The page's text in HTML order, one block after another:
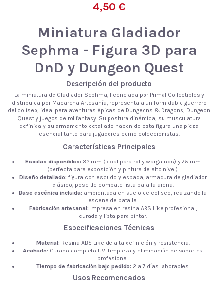
4,50 €
Miniatura Gladiador
Sephma - Figura 3D para
DnD y Dungeon Quest
Descripción del producto
La miniatura de Gladiador Sephma, licenciada por Primal Collectibles y
distribuida por Macarena Artesanía, representa a un formidable guerrero
del coliseo, ideal para aventuras épicas de Dungeons & Dragons, Dungeon
Quest y juegos de rol fantasy. Su postura dinámica, su musculatura
definida y su armamento detallado hacen de esta figura una pieza
esencial tanto para jugadores como coleccionistas.
Características Principales
Escalas disponibles: 32 mm (ideal para rol y wargames) y 75 mm
(perfecta para exposición y pintura de alto nivel).
Diseño detallado: figura con escudo y espada, armadura de gladiador
clásico, pose de combate lista para la arena.
Base escénica incluida: ambientada en suelo de coliseo, realzando la
escena de batalla.
Fabricación artesanal: impresa en resina ABS Like profesional,
curada y lista para pintar.
Especificaciones Técnicas
Material: Resina ABS Like de alta definición y resistencia.
Acabado: Curado completo UV. Limpieza y eliminación de soportes
profesional.
Tiempo de fabricación bajo pedido: 2 a 7 días laborables.
Usos Recomendados